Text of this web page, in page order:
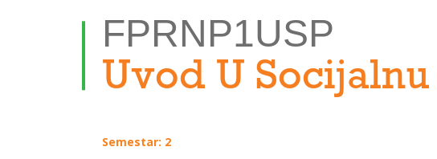
FPRNP1USP
Uvod U
Semestar: 2